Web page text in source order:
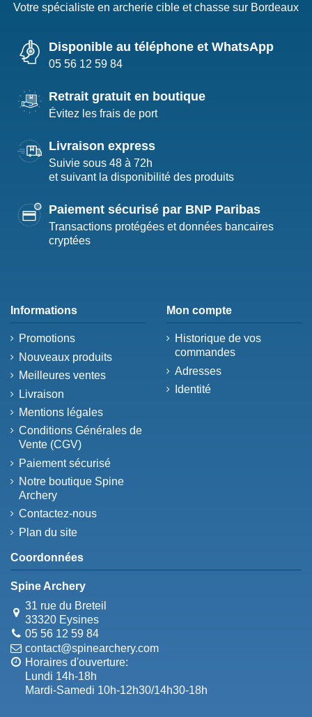
Votre spécialiste en archerie cible et chasse sur Bordeaux
Disponible au téléphone et WhatsApp
05 56 12 59 84
Retrait gratuit en boutique
Évitez les frais de port
Livraison express
Suivie sous 48 à 72h
et suivant la disponibilité des produits
Paiement sécurisé par BNP Paribas
Transactions protégées et données bancaires
cryptées
Informations
Promotions
Nouveaux produits
Meilleures ventes
Livraison
Mentions légales
Conditions Générales de
Vente (CGV)
Paiement sécurisé
Notre boutique Spine
Archery
Contactez-nous
Plan du site
Mon compte
Historique de vos
commandes
Adresses
Identité
Coordonnées
Spine Archery
31 rue du Breteil
33320 Eysines
05 56 12 59 84
contact@spinearchery.com
Horaires d'ouverture:
Lundi 14h-18h
Mardi-Samedi 10h-12h30/14h30-18h